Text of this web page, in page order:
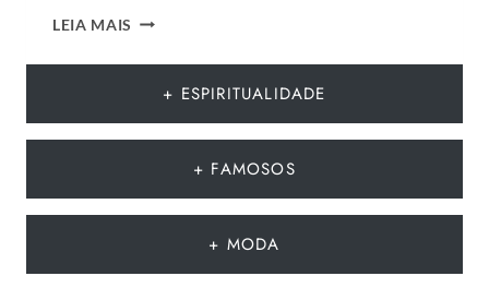
LEIA MAIS
DE
MODA
QUE
AO
+ ESPIRITUALIDADE
+ FAMOSOS
+ MODA